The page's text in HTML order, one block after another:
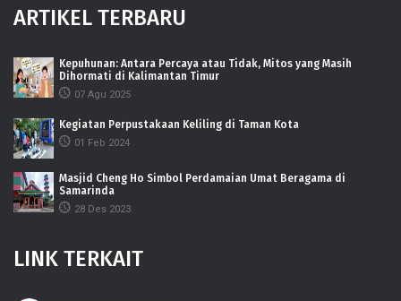
ARTIKEL TERBARU
Kepuhunan: Antara Percaya atau Tidak, Mitos yang Masih
Dihormati di Kalimantan Timur
07 Agu 2025
Kegiatan Perpustakaan Keliling di Taman Kota
01 Feb 2024
Masjid Cheng Ho Simbol Perdamaian Umat Beragama di
Samarinda
28 Des 2023
LINK TERKAIT